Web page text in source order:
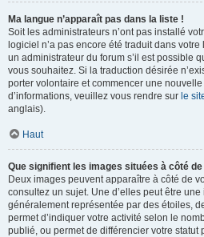
Ma langue n’apparaît pas dans la liste !
Soit les administrateurs n’ont pas installé
logiciel n’a pas encore été traduit dans
un administrateur du forum s’il est possible
vous souhaitez. Si la traduction désirée
porter volontaire et commencer une
d’informations, veuillez vous rendre sur le
anglais).
Haut
Que signifient les images situées à côté
Deux images peuvent apparaître à côté de
consultez un sujet. Une d’elles peut être
généralement représentée par des étoiles,
permet d’indiquer votre activité selon le
publié, ou permet de différencier votre statut